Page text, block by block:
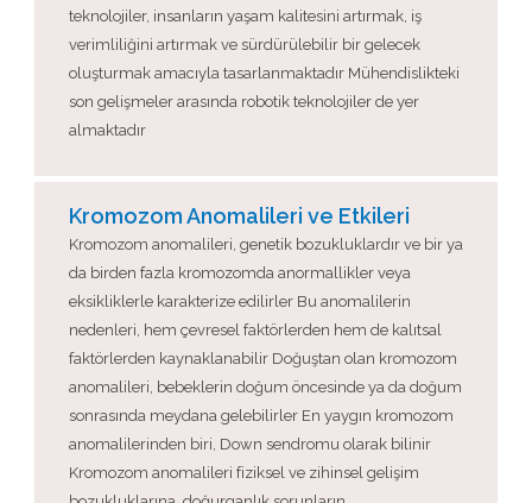
teknolojiler, insanların yaşam kalitesini artırmak, iş
verimliliğini artırmak ve sürdürülebilir bir gelecek
oluşturmak amacıyla tasarlanmaktadır Mühendislikteki
son gelişmeler arasında robotik teknolojiler de yer
almaktadır
Kromozom Anomalileri ve Etkileri
Kromozom anomalileri, genetik bozukluklardır ve bir ya
da birden fazla kromozomda anormallikler veya
eksikliklerle karakterize edilirler Bu anomalilerin
nedenleri, hem çevresel faktörlerden hem de kalıtsal
faktörlerden kaynaklanabilir Doğuştan olan kromozom
anomalileri, bebeklerin doğum öncesinde ya da doğum
sonrasında meydana gelebilirler En yaygın kromozom
anomalilerinden biri, Down sendromu olarak bilinir
Kromozom anomalileri fiziksel ve zihinsel gelişim